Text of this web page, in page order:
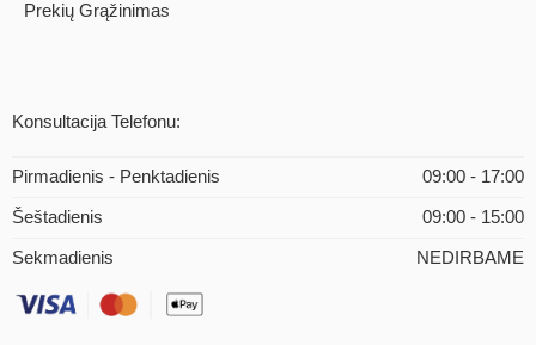
Prekių Grąžinimas
Konsultacija Telefonu:
Pirmadienis - Penktadienis 09:00 - 17:00
Šeštadienis 09:00 - 15:00
Sekmadienis NEDIRBAME